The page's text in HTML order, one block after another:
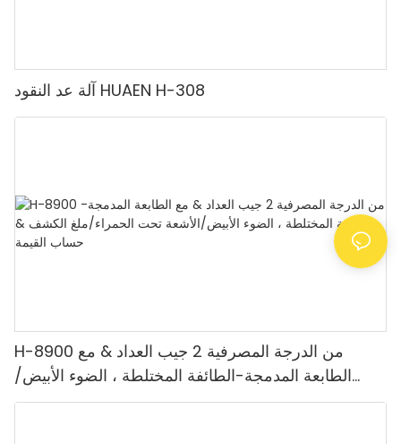
آلة عد النقود HUAEN H-308
H-8900 من الدرجة المصرفية 2 جيب العداد & مع
الطابعة المدمجة-الطائفة المختلطة ، الضوء الأبيض/
الأشعة تحت الحمراء/ملغ الكشف & حساب القيمة